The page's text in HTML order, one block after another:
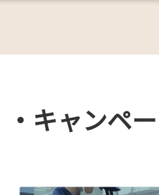
・キャンペ